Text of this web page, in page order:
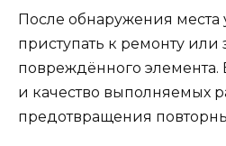
После обнаружения
приступать к ремонту или
повреждённого элемента.
и качество выполняемых
предотвращения